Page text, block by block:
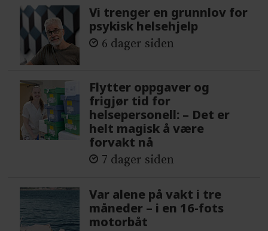
Vi trenger en grunnlov for
psykisk helsehjelp
6 dager siden
Flytter oppgaver og
frigjør tid for
helsepersonell: – Det er
helt magisk å være
forvakt nå
7 dager siden
Var alene på vakt i tre
måneder – i en 16-fots
motorbåt